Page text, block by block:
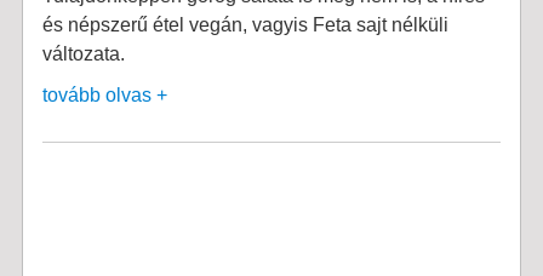
és népszerű étel vegán, vagyis Feta sajt nélküli
változata.
tovább olvas +